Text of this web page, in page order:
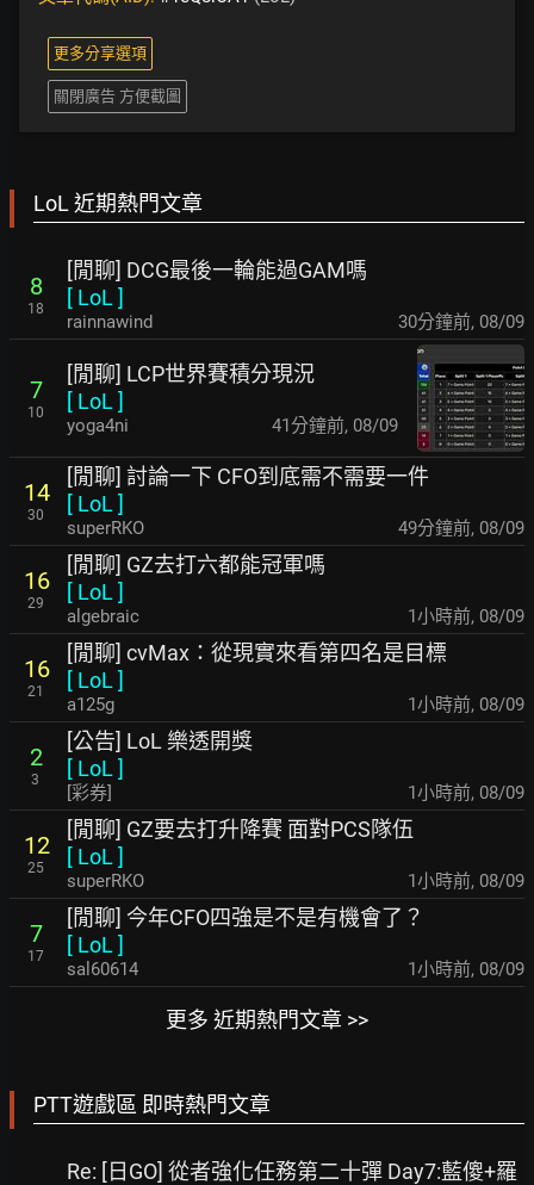
更多分享選項
關閉廣告 方便截圖
LoL 近期熱門文章
8
18
[閒聊] DCG最後一輪能過GAM嗎
[ LoL ]
rainnawind 30分鐘前, 08/09
7
10
[閒聊] LCP世界賽積分現況
[ LoL ]
yoga4ni 41分鐘前, 08/09
14
30
[閒聊] 討論一下 CFO到底需不需要一件
[ LoL ]
superRKO 49分鐘前, 08/09
16
29
[閒聊] GZ去打六都能冠軍嗎
[ LoL ]
algebraic 1小時前, 08/09
16
21
[閒聊] cvMax：從現實來看第四名是目標
[ LoL ]
a125g 1小時前, 08/09
2
3
[公告] LoL 樂透開獎
[ LoL ]
[彩券] 1小時前, 08/09
12
25
[閒聊] GZ要去打升降賽 面對PCS隊伍
[ LoL ]
superRKO 1小時前, 08/09
7
17
[閒聊] 今年CFO四強是不是有機會了？
[ LoL ]
sal60614 1小時前, 08/09
更多 近期熱門文章 >>
PTT遊戲區 即時熱門文章
Re: [日GO] 從者強化任務第二十彈 Day7:藍傻+羅